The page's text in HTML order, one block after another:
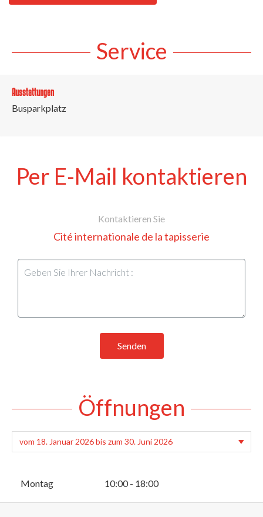
Service
Ausstattungen
Busparkplatz
Per E-Mail kontaktieren
Kontaktieren Sie
Cité internationale de la tapisserie
Senden
Öffnungen
Montag 10:00 - 18:00